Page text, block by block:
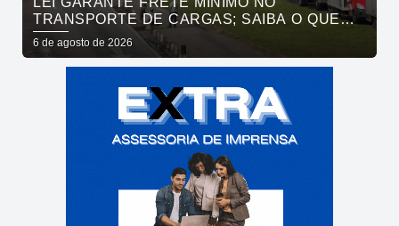
TRANSPORTE DE CARGAS; SAIBA O QUE
MUDA
6 de agosto de 2026